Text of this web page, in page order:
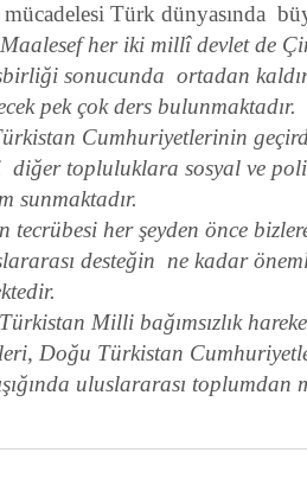
mücadelesi Türk dünyasında
Maalesef her iki millî devlet de
sonucunda ortadan
pek çok ders bulunmaktadır.
Cumhuriyetlerinin
diğer topluluklara sosyal ve
sunmaktadır.
her şeyden önce bizlere
desteğin ne kadar
Milli bağımsızlık
Doğu Türkistan
uluslararası toplumdan